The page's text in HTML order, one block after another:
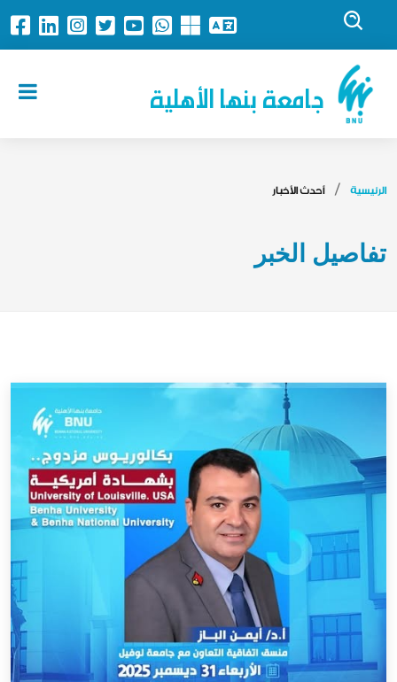
جامعة بنها الأهلية
الرئيسية أحدث الأخبار
تفاصيل الخبر